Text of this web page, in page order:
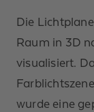
Die
Raum in 3D
visualisiert.
wurde eine